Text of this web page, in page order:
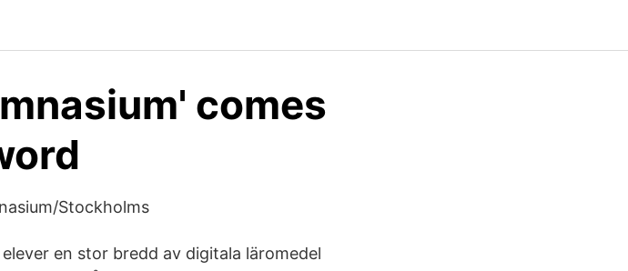
comes
Stockholms
en stor bredd av digitala läromedel